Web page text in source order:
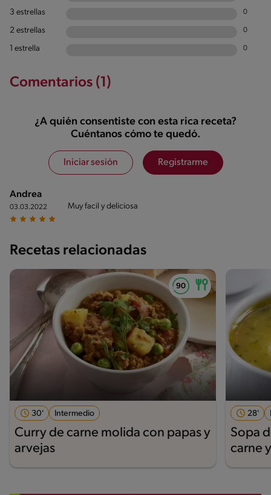
3 estrellas 0
2 estrellas 0
1 estrella 0
Comentarios (1)
¿A quién consentiste con esta rica receta?
Cuéntanos cómo te quedó.
Iniciar sesión Registrarme
Andrea
03.03.2022 Muy facil y deliciosa
Recetas relacionadas
30' Intermedio
Curry de carne molida con papas y
arvejas
28'
Sopa
carne